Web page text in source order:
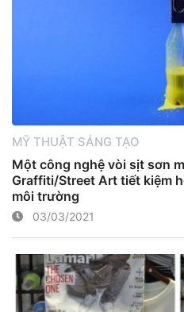
MỸ THUẬT SÁNG TẠO
Một công nghệ vòi sịt sơn
Graffiti/Street Art tiết kiệm
môi trường
03/03/2021